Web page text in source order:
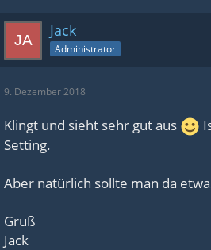
Jack
Administrator
9. Dezember 2018
Klingt und sieht sehr gut aus
Setting.
Aber natürlich sollte man da
Gruß
Jack